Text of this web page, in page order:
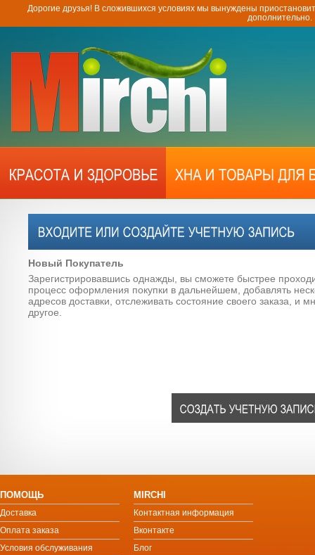
Дорогие друзья! В сложившихся условиях мы вынуждены
Новый Покупатель
Зарегистрировавшись однажды, вы сможете быстрее
процесс оформления покупки в дальнейшем, добавлять
адресов доставки, отслеживать состояние своего заказа, и
другое.
ПОМОЩЬ
Доставка
Оплата заказа
Условия обслуживания
MIRCHI
Контактная информация
Вконтакте
Блог